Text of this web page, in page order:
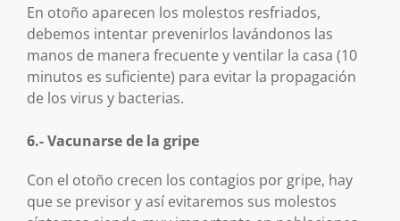
En otoño aparecen los molestos resfriados,
debemos intentar prevenirlos lavándonos las
manos de manera frecuente y ventilar la casa (10
minutos es suficiente) para evitar la propagación
de los virus y bacterias.
6.- Vacunarse de la gripe
Con el otoño crecen los contagios por gripe, hay
que se previsor y así evitaremos sus molestos